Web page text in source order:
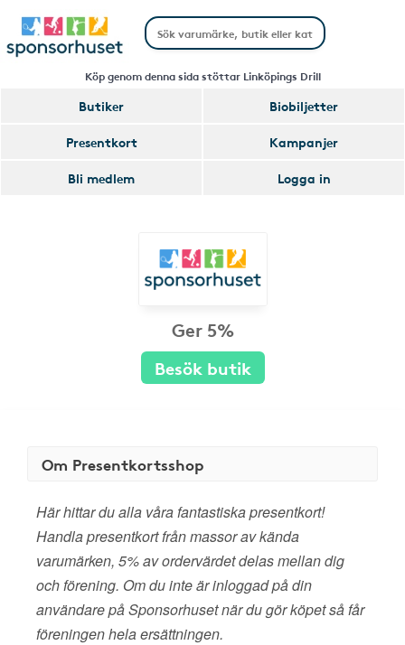
Köp genom denna sida stöttar Linköpings Drill
Butiker
Biobiljetter
Presentkort
Kampanjer
Bli medlem
Logga in
Ger 5%
Besök butik
Om Presentkortsshop
Här hittar du alla våra fantastiska presentkort!
Handla presentkort från massor av kända
varumärken, 5% av ordervärdet delas mellan dig
och förening. Om du inte är inloggad på din
användare på Sponsorhuset när du gör köpet så får
föreningen hela ersättningen.